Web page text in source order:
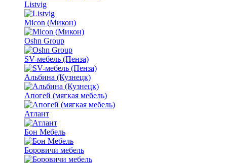
Listvig
Micon (Микон)
Oshn Group
SV-мебель (Пенза)
Альбина (Кузнецк)
Апогей (мягкая мебель)
Атлант
Бон Мебель
Боровичи мебель